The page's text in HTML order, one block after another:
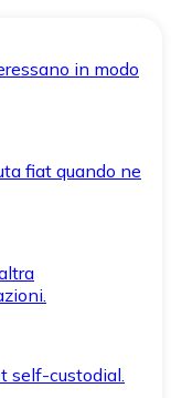
in modo
fiat quando ne
self-custodial.